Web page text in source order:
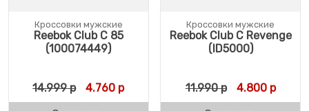
Кроссовки мужские
Reebok Club C 85
(100074449)
14.999р Первоначальная цена составляла 14.999
4.760 рТекущая цена: 4.760 р.
Кроссовки мужские
Reebok Club C Revenge
(ID5000)
11.990р 4.800р